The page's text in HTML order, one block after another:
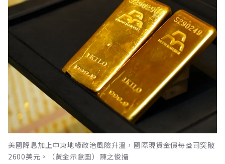
美國降息加上中東地緣政治風險升溫，國際現貨金價每盎司突破
2600美元。（黃金示意圖）陳之俊攝